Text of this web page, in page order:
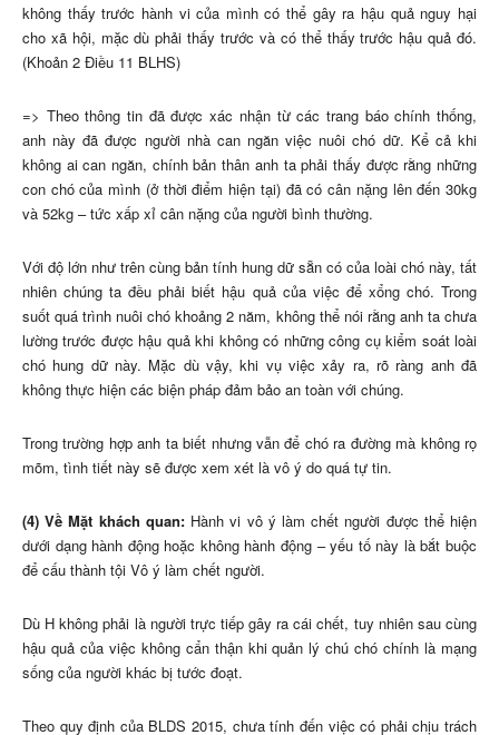
không thấy trước hành vi của mình có thể gây ra hậu quả nguy hại
cho xã hội, mặc dù phải thấy trước và có thể thấy trước hậu quả đó.
(Khoản 2 Điều 11 BLHS)
=> Theo thông tin đã được xác nhận từ các trang báo chính thống,
anh này đã được người nhà can ngăn việc nuôi chó dữ. Kể cả khi
không ai can ngăn, chính bản thân anh ta phải thấy được rằng những
con chó của mình (ở thời điểm hiện tại) đã có cân nặng lên đến 30kg
và 52kg – tức xấp xỉ cân nặng của người bình thường.
Với độ lớn như trên cùng bản tính hung dữ sẵn có của loài chó này, tất
nhiên chúng ta đều phải biết hậu quả của việc để xổng chó. Trong
suốt quá trình nuôi chó khoảng 2 năm, không thể nói rằng anh ta chưa
lường trước được hậu quả khi không có những công cụ kiểm soát loài
chó hung dữ này. Mặc dù vậy, khi vụ việc xảy ra, rõ ràng anh đã
không thực hiện các biện pháp đảm bảo an toàn với chúng.
Trong trường hợp anh ta biết nhưng vẫn để chó ra đường mà không rọ
mõm, tình tiết này sẽ được xem xét là vô ý do quá tự tin.
(4) Về Mặt khách quan:Hành vi vô ý làm chết người được thể hiện
dưới dạng hành động hoặc không hành động – yếu tố này là bắt buộc
để cấu thành tội Vô ý làm chết người.
Dù H không phải là người trực tiếp gây ra cái chết, tuy nhiên sau cùng
hậu quả của việc không cẩn thận khi quản lý chú chó chính là mạng
sống của người khác bị tước đoạt.
Theo quy định của BLDS 2015, chưa tính đến việc có phải chịu trách